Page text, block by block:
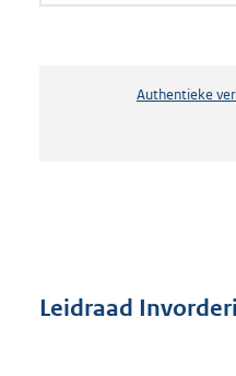
Authentieke
Leidraad